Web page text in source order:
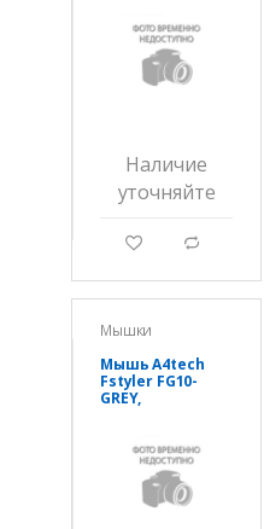
беспроводная
Наличие
уточняйте
g d
Мышки
Мышь A4tech
Fstyler FG10-
GREY,
беспроводная